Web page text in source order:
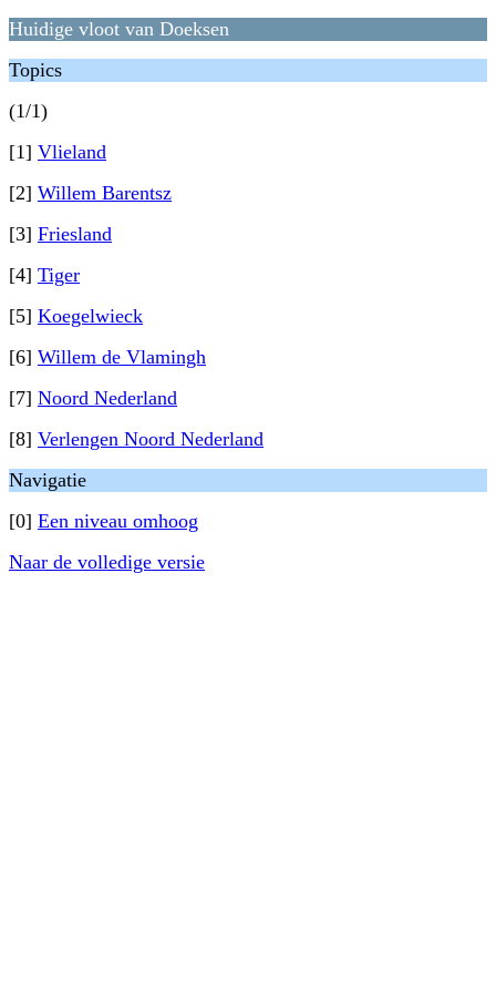
Huidige vloot van Doeksen
Topics
(1/1)
[1] Vlieland
[2] Willem Barentsz
[3] Friesland
[4] Tiger
[5] Koegelwieck
[6] Willem de Vlamingh
[7] Noord Nederland
[8] Verlengen Noord Nederland
Navigatie
[0] Een niveau omhoog
Naar de volledige versie